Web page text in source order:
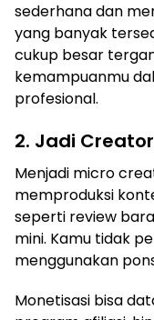
sederhana dan
yang banyak
cukup besar
kemampuanmu
profesional.
2. Jadi
Menjadi micro
memproduksi
seperti review
mini. Kamu tidak
menggunakan
Monetisasi bisa